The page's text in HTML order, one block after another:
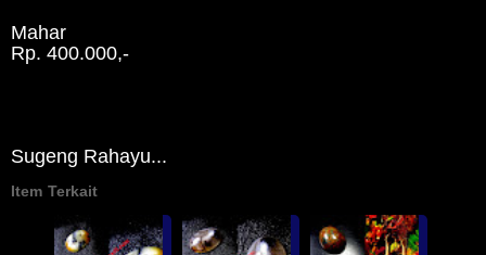
Mahar
Rp. 400.000,-
Sugeng Rahayu...
Item Terkait